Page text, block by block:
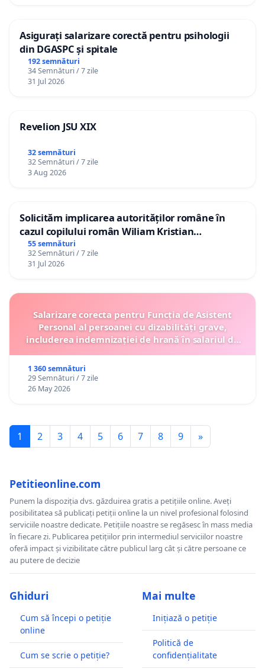
Asigurați salarizare corectă pentru psihologii
din DGASPC și spitale
192 semnături
34 Semnături / 7 zile
31 Jul 2026
Revelion JSU XIX
32 semnături
32 Semnături / 7 zile
3 Aug 2026
Solicităm implicarea autorităților române în
cazul copilului român Wiliam Kristian
Gheorghe, aflat în plasament în Danemarca de
12 ani
55 semnături
32 Semnături / 7 zile
31 Jul 2026
Salarizare corecta pentru Funcția de Asistent
Personal al persoanei cu dizabilități grave,
includerea indemnizației de hrană în salariul de
1 360 semnături
29 Semnături / 7 zile
26 May 2026
1 2 3 4 5 6 7 8 9 »
Petitieonline.com
Punem la dispoziția dvs. găzduirea gratis a petițiile online. Aveți
posibilitatea să publicați petiții online la un nivel profesional folosind
serviciile noastre dedicate. Petițiile noastre se regăsesc în mass media
în fiecare zi. Publicarea petițiilor prin intermediul serviciilor noastre
oferă impact și vizibilitate către publicul larg cât și către persoane ce
au putere de decizie
Ghiduri
Cum să începi o petiție
online
Cum se scrie o petiție?
Mai multe
Inițiază o petiție
Politică de
confidențialitate